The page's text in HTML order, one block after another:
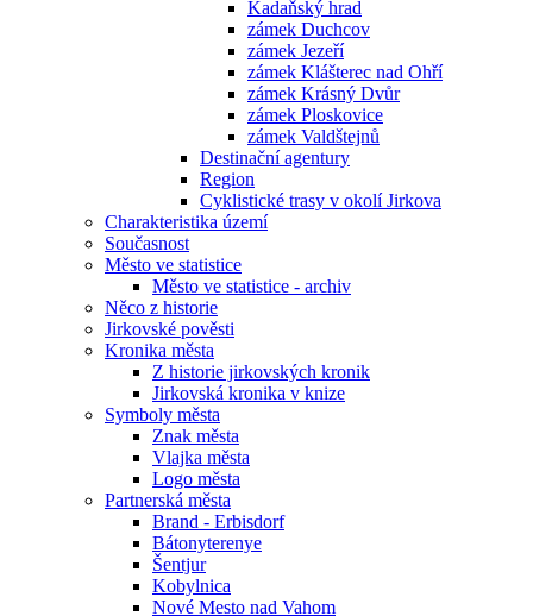
Kadaňský hrad
zámek Duchcov
zámek Jezeří
zámek Klášterec nad Ohří
zámek Krásný Dvůr
zámek Ploskovice
zámek Valdštejnů
Destinační agentury
Region
Cyklistické trasy v okolí Jirkova
Charakteristika území
Současnost
Město ve statistice
Město ve statistice - archiv
Něco z historie
Jirkovské pověsti
Kronika města
Z historie jirkovských kronik
Jirkovská kronika v knize
Symboly města
Znak města
Vlajka města
Logo města
Partnerská města
Brand - Erbisdorf
Bátonyterenye
Šentjur
Kobylnica
Nové Mesto nad Vahom